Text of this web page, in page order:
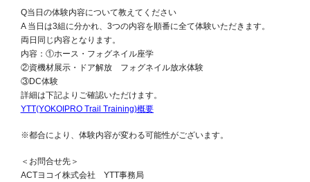
Q当日の体験内容について教えてください
A 当日は3組に分かれ、3つの内容を順番に全て体験いただきます。
両日同じ内容となります。
内容：①ホース・フォグネイル座学
②資機材展示・ドア解放 フォグネイル放水体験
③DC体験
詳細は下記よりご確認いただけます。
YTT(YOKOIPRO Trail Training)概要
※都合により、体験内容が変わる可能性がございます。
＜お問合せ先＞
ACTヨコイ株式会社 YTT事務局